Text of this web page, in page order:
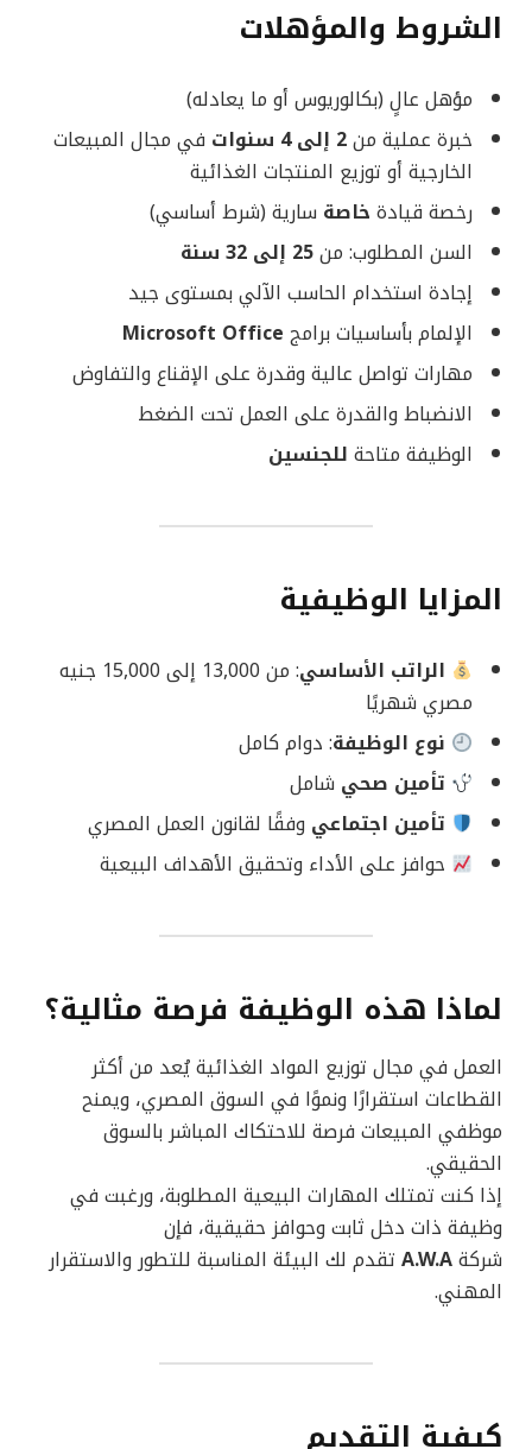
الشروط والمؤهلات
مؤهل عالٍ (بكالوريوس أو ما يعادله)
خبرة عملية من2 إلى 4 سنوات
في مجال المبيعات
الخارجية أو توزيع المنتجات الغذائية
رخصة قيادة خاصة سارية (شرط أساسي)
السن المطلوب: من25 إلى 32 سنة
إجادة استخدام الحاسب الآلي بمستوى جيد
الإلمام بأساسيات برامج Microsoft Office
مهارات تواصل عالية وقدرة على الإقناع والتفاوض
الانضباط والقدرة على العمل تحت الضغط
الوظيفة متاحة للجنسين
المزايا الوظيفية
الراتب الأساسي
: من 13,000 إلى 15,000 جنيه
مصري شهريًا
نوع الوظيفة: دوام كامل
تأمين صحي شامل
تأمين اجتماعي وفقًا لقانون العمل المصري
حوافز على الأداء وتحقيق الأهداف البيعية
لماذا هذه الوظيفة فرصة مثالية؟
العمل في مجال توزيع المواد الغذائية يُعد من أكثر
القطاعات استقرارًا ونموًا في السوق المصري، ويمنح
موظفي المبيعات فرصة للاحتكاك المباشر بالسوق
الحقيقي.
إذا كنت تمتلك المهارات البيعية المطلوبة، ورغبت في
وظيفة ذات دخل ثابت وحوافز حقيقية، فإن
شركةA.W.A تقدم لك البيئة المناسبة للتطور والاستقرار
المهني.
كيفية التقديم